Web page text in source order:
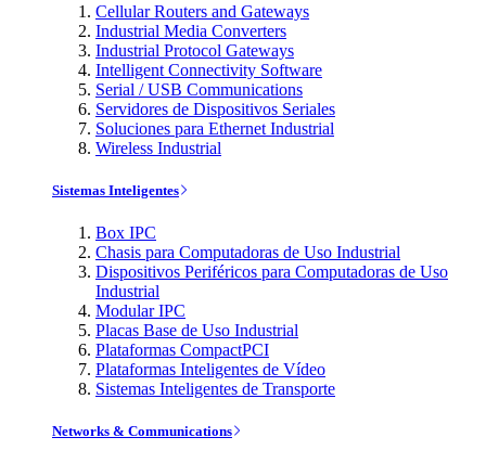
Cellular Routers and Gateways
Industrial Media Converters
Industrial Protocol Gateways
Intelligent Connectivity Software
Serial / USB Communications
Servidores de Dispositivos Seriales
Soluciones para Ethernet Industrial
Wireless Industrial
Sistemas Inteligentes
Box IPC
Chasis para Computadoras de Uso Industrial
Dispositivos Periféricos para Computadoras de Uso
Industrial
Modular IPC
Placas Base de Uso Industrial
Plataformas CompactPCI
Plataformas Inteligentes de Vídeo
Sistemas Inteligentes de Transporte
Networks & Communications